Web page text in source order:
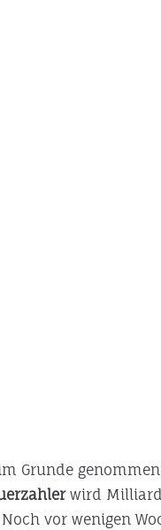
Grunde
wird
vor wenigen